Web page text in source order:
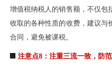
增值税纳税人的销售额，不仅包
收取的各种性质的收费，建议与
合同，避免被课税。
注意点8：注重三流一致，防范